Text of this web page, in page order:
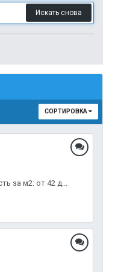
Искать снова
СОРТИРОВКА
за м2: от 42 д...